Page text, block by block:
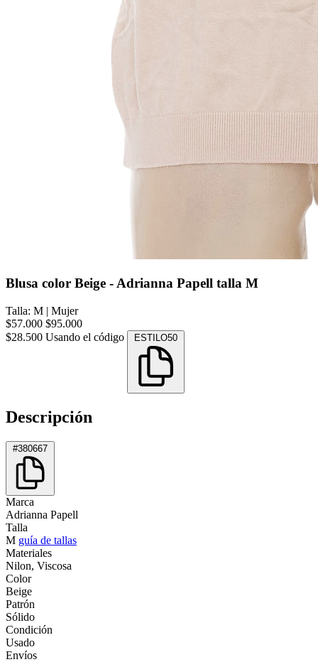
Blusa color Beige - Adrianna Papell talla M
Talla: M | Mujer
$57.000 $95.000
$28.500 Usando el código ESTILO50
Descripción
#380667
Marca
Adrianna Papell
Talla
M guía de tallas
Materiales
Nilon, Viscosa
Color
Beige
Patrón
Sólido
Condición
Usado
Envíos